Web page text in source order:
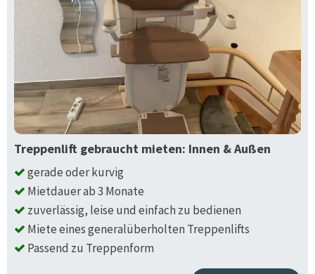
Treppenlift gebraucht mieten: Innen & Außen
gerade oder kurvig
Mietdauer ab 3 Monate
zuverlässig, leise und einfach zu bedienen
Miete eines generalüberholten Treppenlifts
Passend zu Treppenform